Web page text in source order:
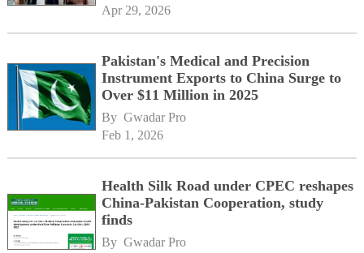
Apr 29, 2026
Pakistan's Medical and Precision
Instrument Exports to China Surge to
Over $11 Million in 2025
By Gwadar Pro
Feb 1, 2026
Health Silk Road under CPEC reshapes
China-Pakistan Cooperation, study
finds
By Gwadar Pro